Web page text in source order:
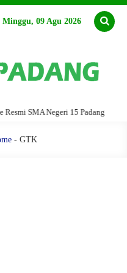
Minggu, 09 Agu 2026
SMA Negeri 15 Padang
- GTK